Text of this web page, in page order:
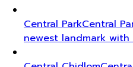
Central ParkCentral
newest landmark with